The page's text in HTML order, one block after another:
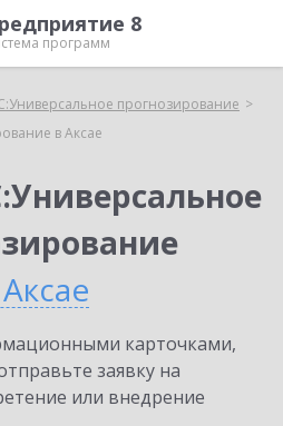
8
программ
прогнозирование
в Аксае
карточками,
заявку на
или внедрение